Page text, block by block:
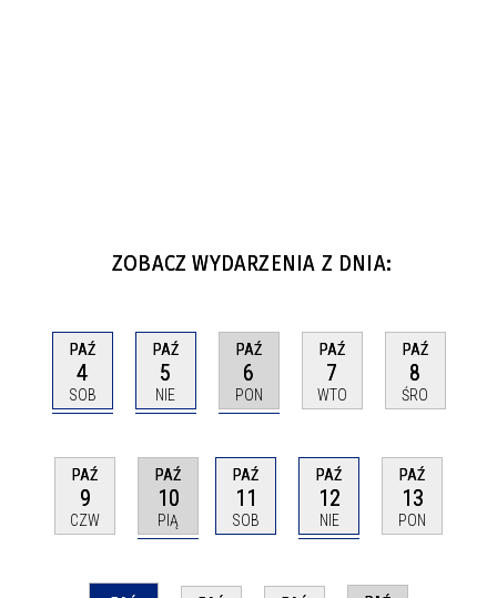
ZOBACZ WYDARZENIA Z DNIA:
PAŹ
4
SOB
PAŹ
5
NIE
PAŹ
6
PON
PAŹ
7
WTO
PAŹ
8
ŚRO
PAŹ
9
CZW
PAŹ
10
PIĄ
PAŹ
11
SOB
PAŹ
12
NIE
PAŹ
13
PON